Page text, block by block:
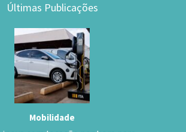
Últimas Publicações
Mobilidade